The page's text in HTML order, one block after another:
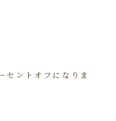
セントオフになりま